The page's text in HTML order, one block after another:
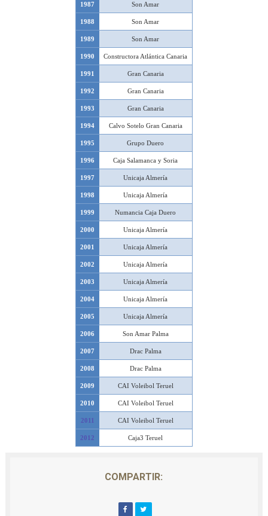
1987 Son Amar
1988 Son Amar
1989 Son Amar
1990 Constructora Atlántica Canaria
1991 Gran Canaria
1992 Gran Canaria
1993 Gran Canaria
1994 Calvo Sotelo Gran Canaria
1995 Grupo Duero
1996 Caja Salamanca y Soria
1997 Unicaja Almería
1998 Unicaja Almería
1999 Numancia Caja Duero
2000 Unicaja Almería
2001 Unicaja Almería
2002 Unicaja Almería
2003 Unicaja Almería
2004 Unicaja Almería
2005 Unicaja Almería
2006 Son Amar Palma
2007 Drac Palma
2008 Drac Palma
2009 CAI Voleibol Teruel
2010 CAI Voleibol Teruel
2011 CAI Voleibol Teruel
2012 Caja3 Teruel
COMPARTIR: